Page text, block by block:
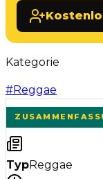
Kategorie
#Reggae
TypReggae